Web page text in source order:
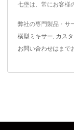
七堡は、常にお客様
弊社の専門製品・サ
横型ミキサー カス
お問い合わせは まで